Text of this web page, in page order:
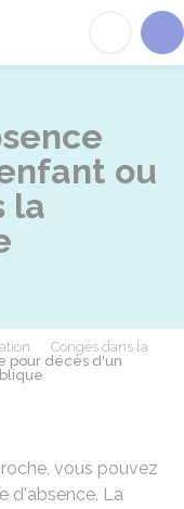
ou
la
Congés dans la
pour décès d'un
vous pouvez
d'absence. La